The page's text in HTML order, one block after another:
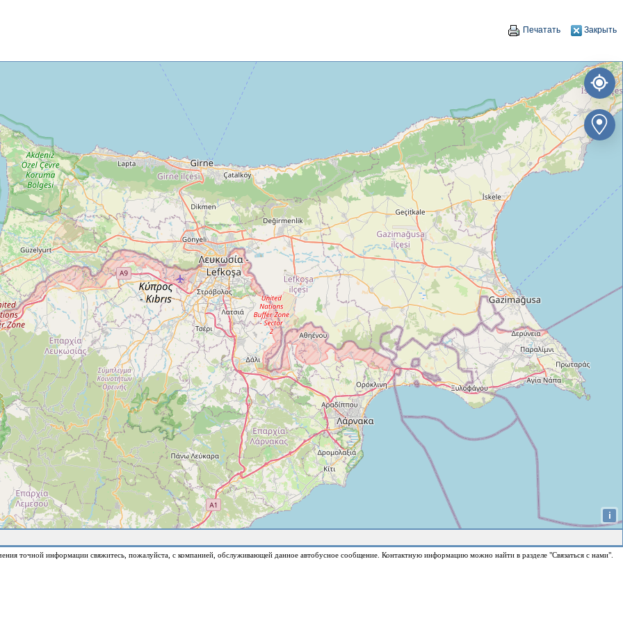
Печатать Закрыть
i
точной информации свяжитесь, пожалуйста, с компанией, обслуживающей данное автобусное сообщение. Контактную информацию можно найти в разделе "Связаться с нами".